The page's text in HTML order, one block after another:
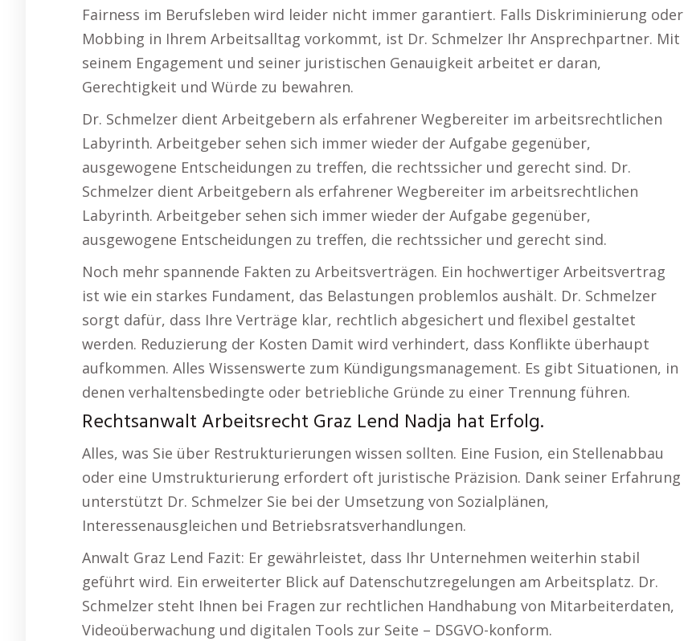
Fairness im Berufsleben wird leider nicht immer garantiert. Falls Diskriminierung oder
Mobbing in Ihrem Arbeitsalltag vorkommt, ist Dr. Schmelzer Ihr Ansprechpartner. Mit
seinem Engagement und seiner juristischen Genauigkeit arbeitet er daran,
Gerechtigkeit und Würde zu bewahren.
Dr. Schmelzer dient Arbeitgebern als erfahrener Wegbereiter im arbeitsrechtlichen
Labyrinth. Arbeitgeber sehen sich immer wieder der Aufgabe gegenüber,
ausgewogene Entscheidungen zu treffen, die rechtssicher und gerecht sind. Dr.
Schmelzer dient Arbeitgebern als erfahrener Wegbereiter im arbeitsrechtlichen
Labyrinth. Arbeitgeber sehen sich immer wieder der Aufgabe gegenüber,
ausgewogene Entscheidungen zu treffen, die rechtssicher und gerecht sind.
Noch mehr spannende Fakten zu Arbeitsverträgen. Ein hochwertiger Arbeitsvertrag
ist wie ein starkes Fundament, das Belastungen problemlos aushält. Dr. Schmelzer
sorgt dafür, dass Ihre Verträge klar, rechtlich abgesichert und flexibel gestaltet
werden. Reduzierung der Kosten Damit wird verhindert, dass Konflikte überhaupt
aufkommen. Alles Wissenswerte zum Kündigungsmanagement. Es gibt Situationen, in
denen verhaltensbedingte oder betriebliche Gründe zu einer Trennung führen.
Rechtsanwalt Arbeitsrecht Graz Lend Nadja hat Erfolg.
Alles, was Sie über Restrukturierungen wissen sollten. Eine Fusion, ein Stellenabbau
oder eine Umstrukturierung erfordert oft juristische Präzision. Dank seiner Erfahrung
unterstützt Dr. Schmelzer Sie bei der Umsetzung von Sozialplänen,
Interessenausgleichen und Betriebsratsverhandlungen.
Anwalt Graz Lend Fazit: Er gewährleistet, dass Ihr Unternehmen weiterhin stabil
geführt wird. Ein erweiterter Blick auf Datenschutzregelungen am Arbeitsplatz. Dr.
Schmelzer steht Ihnen bei Fragen zur rechtlichen Handhabung von Mitarbeiterdaten,
Videoüberwachung und digitalen Tools zur Seite – DSGVO-konform.